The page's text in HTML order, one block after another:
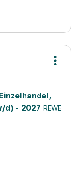
d) - 2027 REWE